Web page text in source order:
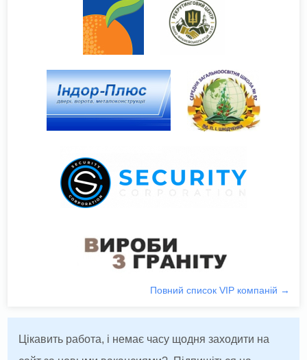
Повний список VIP компаній →
Цікавить работа, і немає часу щодня заходити на